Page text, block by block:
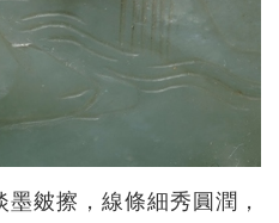
皴擦，線條細秀圓潤，